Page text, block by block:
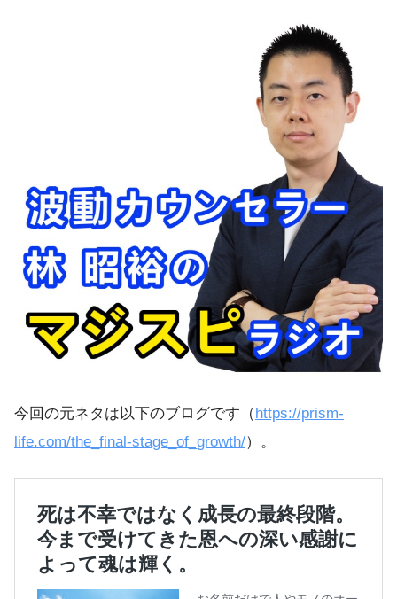
今回の元ネタは以下のブログです（https://prism-
life.com/the_final-stage_of_growth/）。